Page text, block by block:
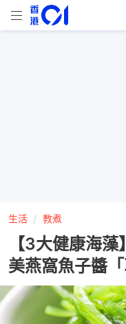
生活 教煮
【3大健康海
美燕窩魚子醬「